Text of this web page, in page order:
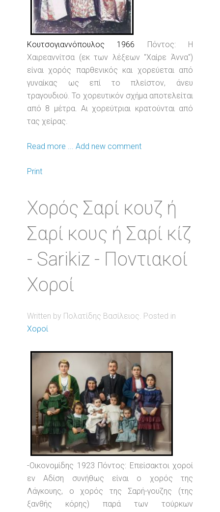
Κουτσογιαννόπουλος 1966 Πόντος: Η
Χαιρεαννίτσα (εκ των λέξεων "Χαίρε Άννα")
είναι χορός παρθενικός και χορεύεται από
γυναίκας ως επί το πλείστον, άνευ
τραγουδιού. Το χορευτικόν σχήμα αποτελείται
από 8 μέτρα. Αι χορεύτριαι κρατούνται από
τας χείρας.
Read more ... Add new comment
Print
Χορός Σαρί κουζ ή
Σαρί κους ή Σαρί κίζ
- Sarikiz - Ποντιακοί
Χοροί
Written by Πολατίδης Βασίλειος. Posted in
Χοροί
-Οικονομίδης 1923 Πόντος: Επείσακτοι χοροί
εν Αδίση συνήθως είναι ο χορός της
Λάγκουης, ο χορός της Σαρή-γουζης (της
ξανθής κόρης) παρά των τούρκων